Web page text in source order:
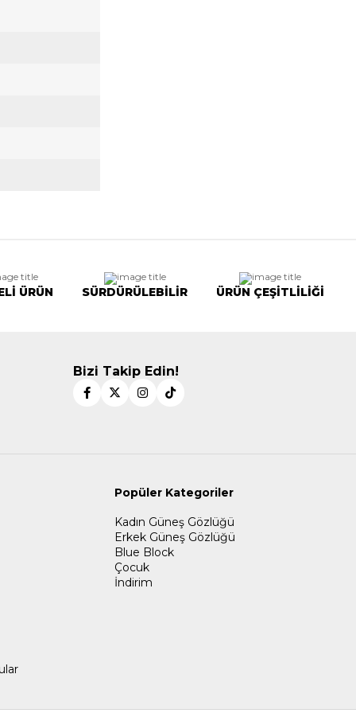
ÜRÜN SÜRDÜRÜLEBİLİR ÜRÜN ÇEŞİTLİLİĞİ
Bizi Takip Edin!
Popüler Kategoriler
Kadın Güneş Gözlüğü
Erkek Güneş Gözlüğü
Blue Block
Çocuk
İndirim